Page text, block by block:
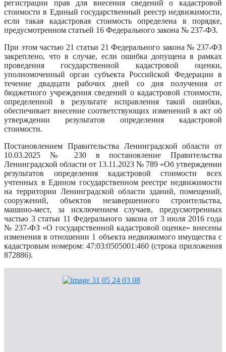
регистрации прав для внесения сведений о кадастровой
стоимости в Единый государственный реестр недвижимости,
если такая кадастровая стоимость определена в порядке,
предусмотренном статьей 16 Федерального закона № 237-ФЗ.
При этом частью 21 статьи 21 Федерального закона № 237-ФЗ
закреплено, что в случае, если ошибка допущена в рамках
проведения государственной кадастровой оценки,
уполномоченный орган субъекта Российской Федерации в
течение двадцати рабочих дней со дня получения от
бюджетного учреждения сведений о кадастровой стоимости,
определенной в результате исправления такой ошибки,
обеспечивает внесение соответствующих изменений в акт об
утверждении результатов определения кадастровой
стоимости.
Постановлением Правительства Ленинградской области от
10.03.2025 № 230 в постановление Правительства
Ленинградской области от 13.11.2023 № 789 «Об утверждении
результатов определения кадастровой стоимости всех
учтенных в Едином государственном реестре недвижимости
на территории Ленинградской области зданий, помещений,
сооружений, объектов незавершенного строительства,
машино-мест, за исключением случаев, предусмотренных
частью 3 статьи 11 Федерального закона от 3 июля 2016 года
№ 237-ФЗ «О государственной кадастровой оценке» внесены
изменения в отношении 1 объекта недвижимого имущества с
кадастровым номером: 47:03:0505001:460 (строка приложения
872886).